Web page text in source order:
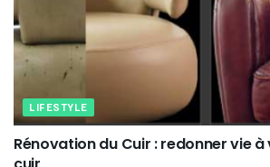
LIFESTYLE
Rénovation du Cuir : redonner vie